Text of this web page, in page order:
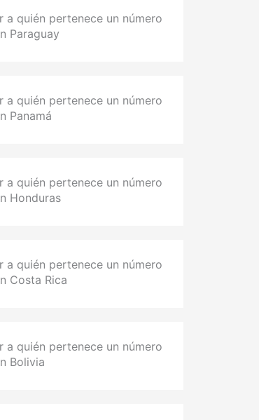
a quién pertenece un número
Paraguay
a quién pertenece un número
Panamá
a quién pertenece un número
Honduras
a quién pertenece un número
Costa Rica
a quién pertenece un número
Bolivia